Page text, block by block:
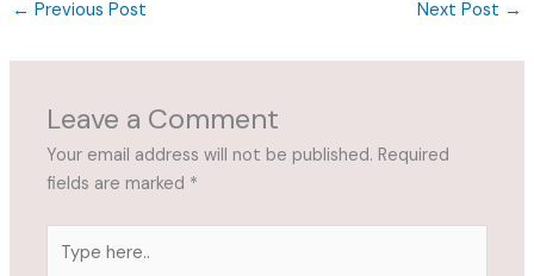
← Previous Post Next Post →
Leave a Comment
Your email address will not be published. Required
fields are marked *
here..